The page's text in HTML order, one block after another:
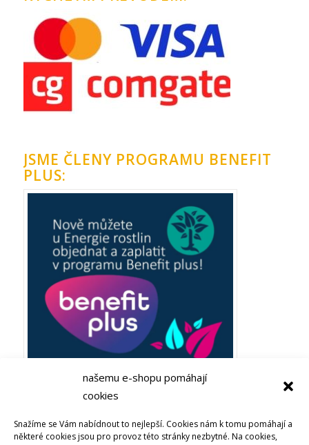
našemu e-shopu pomáhají
cookies
Snažíme se Vám nabídnout to nejlepší. Cookies nám k tomu pomáhají a
některé cookies jsou pro provoz této stránky nezbytné. Na cookies,
JSME ČLENY PROGRAMU BENEFIT
PLUS:
Bachovy esence nebo soli života u Energie rostlin